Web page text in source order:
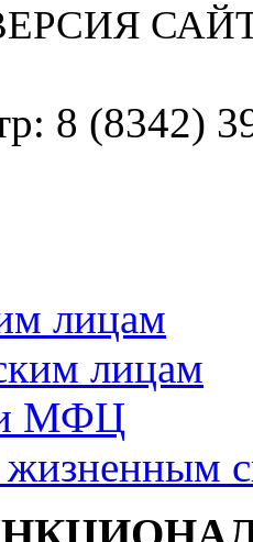
8 (8342)
лицам
лицам
МФЦ
жизненным